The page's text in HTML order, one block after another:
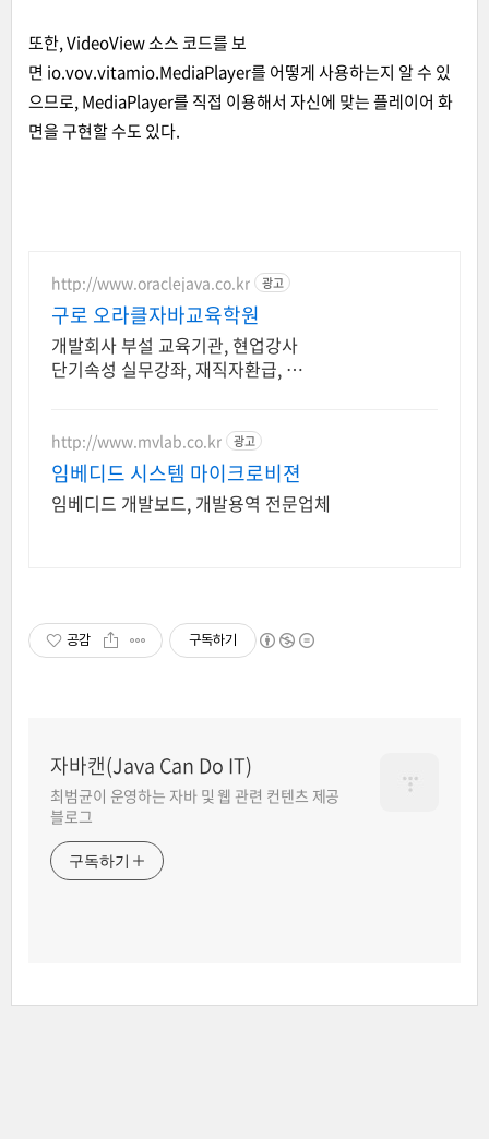
또한, VideoView 소스 코드를 보
면 io.vov.vitamio.MediaPlayer를 어떻게 사용하는지 알 수 있
으므로, MediaPlayer를 직접 이용해서 자신에 맞는 플레이어 화
면을 구현할 수도 있다.
http://www.oraclejava.co.kr 광고
구로 오라클자바교육학원
개발회사 부설 교육기관, 현업강사
단기속성 실무강좌, 재직자환급, 구
http://www.mvlab.co.kr 광고
임베디드 시스템 마이크로비젼
임베디드 개발보드, 개발용역 전문업체
공감 구독하기
자바캔(Java Can Do IT)
최범균이 운영하는 자바 및 웹 관련 컨텐츠 제공
블로그
구독하기